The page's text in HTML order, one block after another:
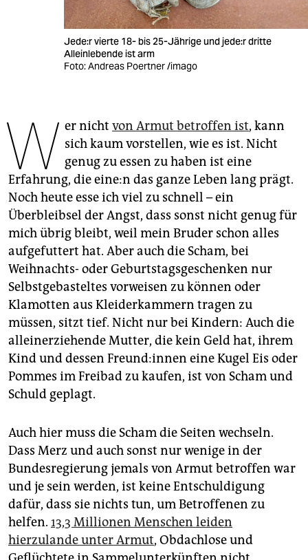
fragen & hilfe
unterstützen
epaper login
Je­de:r vierte 18- bis 25-Jährige und je­de:r dritte
Alleinlebende ist arm
Foto: Andreas Poertner /imago
W er nicht von Armut betroffen ist, kann
sich kaum vorstellen, wie es ist. Nicht
genug zu essen zu haben ist eine
Erfahrung, die ei­ne:n das ganze Leben lang prägt.
Noch heute esse ich viel zu schnell – ein
Überbleibsel der Angst, dass sonst nicht genug für
mich übrig bleibt, weil mein Bruder schon alles
aufgefuttert hat. Aber auch die Scham, bei
Weihnachts- oder Geburtstagsgeschenken nur
Selbstgebasteltes vorweisen zu können oder
Klamotten aus Kleiderkammern tragen zu
müssen, sitzt tief. Nicht nur bei Kindern: Auch die
alleinerziehende Mutter, die kein Geld hat, ihrem
Kind und dessen Freun­d:in­nen eine Kugel Eis oder
Pommes im Freibad zu kaufen, ist von Scham und
Schuld geplagt.
Auch hier muss die Scham die Seiten wechseln.
Dass Merz und auch sonst nur wenige in der
Bundesregierung jemals von Armut betroffen war
und je sein werden, ist keine Entschuldigung
dafür, dass sie nichts tun, um Betroffenen zu
helfen. 13,3 Millionen Menschen leiden
hierzulande unter Armut, Obdachlose und